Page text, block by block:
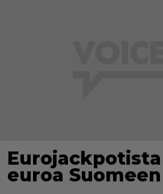
euroa